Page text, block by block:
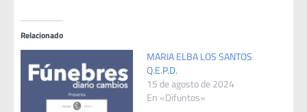
Relacionado
MARIA ELBA LOS SANTOS
Q.E.P.D.
15 de agosto de 2024
En «Difuntos»